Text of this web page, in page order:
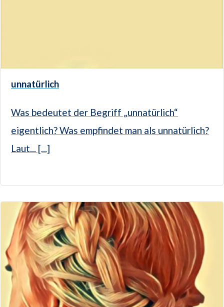
unnatürlich
Was bedeutet der Begriff „unnatürlich“
eigentlich? Was empfindet man als unnatürlich?
Laut... [...]